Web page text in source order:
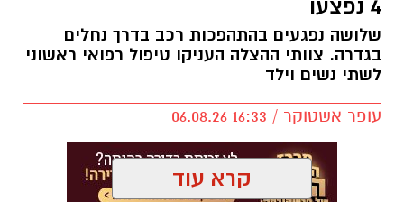
4 נפצעו
שלושה נפגעים בהתהפכות רכב בדרך נחלים
בגדרה. צוותי ההצלה העניקו טיפול רפואי ראשוני
לשתי נשים וילד
עופר אשטוקר / 16:33 06.08.26
קרא עוד